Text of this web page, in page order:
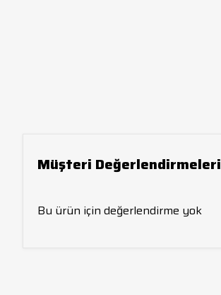
Müşteri Değerlendirmeleri
Bu ürün için değerlendirme yok